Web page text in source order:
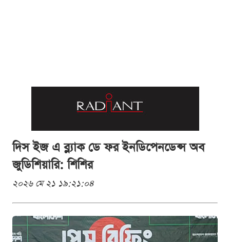
দিস ইজ এ ব্ল্যাক ডে ফর ইনডিপেনডেন্স অব
জুডিশিয়ারি: শিশির
২০২৬ মে ২১ ১৯:২১:০৪